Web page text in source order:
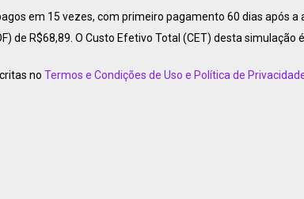
em 15 vezes, com primeiro pagamento 60 dias após
de R$68,89. O Custo Efetivo Total (CET) desta simulação
no Termos e Condições de Uso e Política de